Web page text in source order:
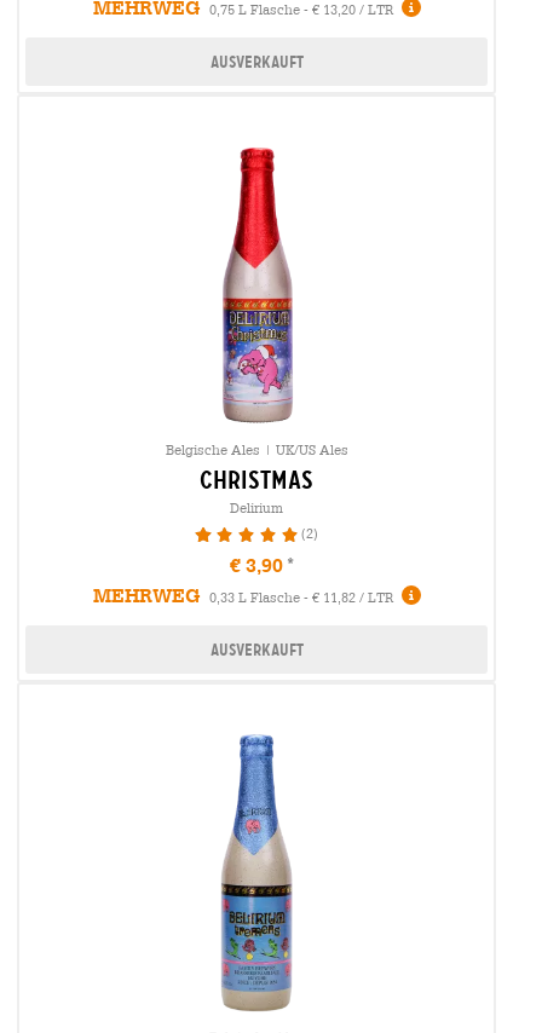
MEHRWEG 0,75 L Flasche - € 13,20 / LTR
Ausverkauft
Belgische Ales | UK/US Ales
christmas
Delirium
100% (2)
€ 3,90
MEHRWEG
0,33 L Flasche - € 11,82 / LTR
Ausverkauft